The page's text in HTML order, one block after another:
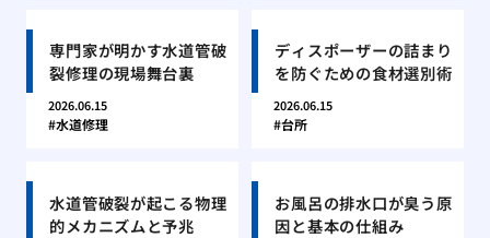
専門家が明かす水道管破
裂修理の現場舞台裏
2026.06.15
水道修理
ディスポーザーの詰まり
を防ぐための食材選別術
2026.06.15
台所
水道管破裂が起こる物理
的メカニズムと予兆
お風呂の排水口が臭う原
因と基本の仕組み